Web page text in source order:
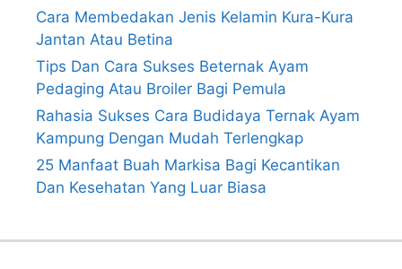
Cara Membedakan Jenis Kelamin Kura-Kura
Jantan Atau Betina
Tips Dan Cara Sukses Beternak Ayam
Pedaging Atau Broiler Bagi Pemula
Rahasia Sukses Cara Budidaya Ternak Ayam
Kampung Dengan Mudah Terlengkap
25 Manfaat Buah Markisa Bagi Kecantikan
Dan Kesehatan Yang Luar Biasa